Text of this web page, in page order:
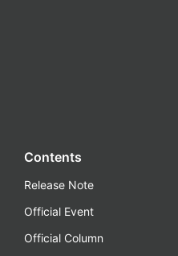
Contents
Release Note
Official Event
Official Column